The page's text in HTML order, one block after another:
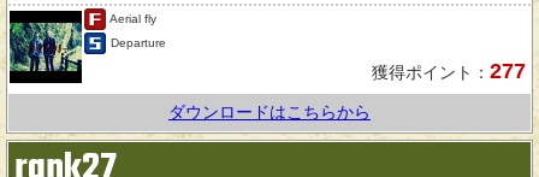
Aerial fly
Departure
獲得ポイント： 277
ダウンロードはこちらから